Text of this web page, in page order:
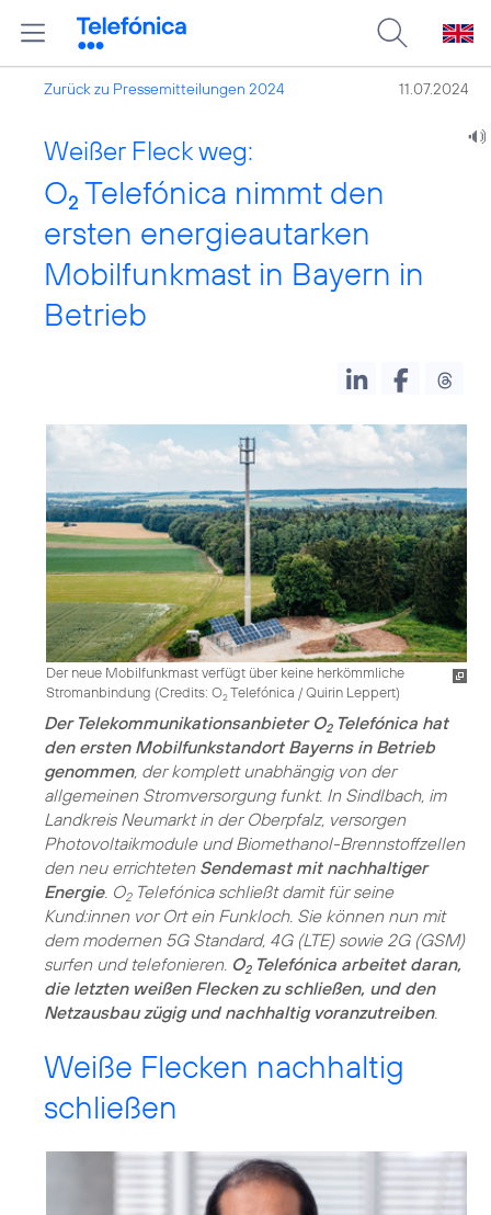
Zurück zu Pressemitteilungen 2024 11.07.2024
Weißer Fleck weg:
O2 Telefónica nimmt den
ersten energieautarken
Mobilfunkmast in Bayern in
Betrieb
Der neue Mobilfunkmast verfügt über keine herkömmliche
Stromanbindung (Credits: O2Telefónica / Quirin Leppert)
Der Telekommunikationsanbieter O2Telefónica hat
den ersten Mobilfunkstandort Bayerns in Betrieb
genommen, der komplett unabhängig von der
allgemeinen Stromversorgung funkt. In Sindlbach, im
Landkreis Neumarkt in der Oberpfalz, versorgen
Photovoltaikmodule und Biomethanol-Brennstoffzellen
den neu errichteten Sendemast mit nachhaltiger
Energie. O2Telefónica schließt damit für seine
Kund:innen vor Ort ein Funkloch. Sie können nun mit
dem modernen 5G Standard, 4G (LTE) sowie 2G (GSM)
surfen und telefonieren. O2Telefónica arbeitet daran,
die letzten weißen Flecken zu schließen, und den
Netzausbau zügig und nachhaltig voranzutreiben.
Weiße Flecken nachhaltig
schließen